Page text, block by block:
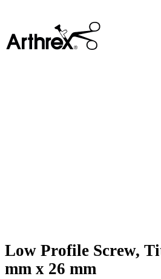
Low Profile Screw,
mm x 26 mm